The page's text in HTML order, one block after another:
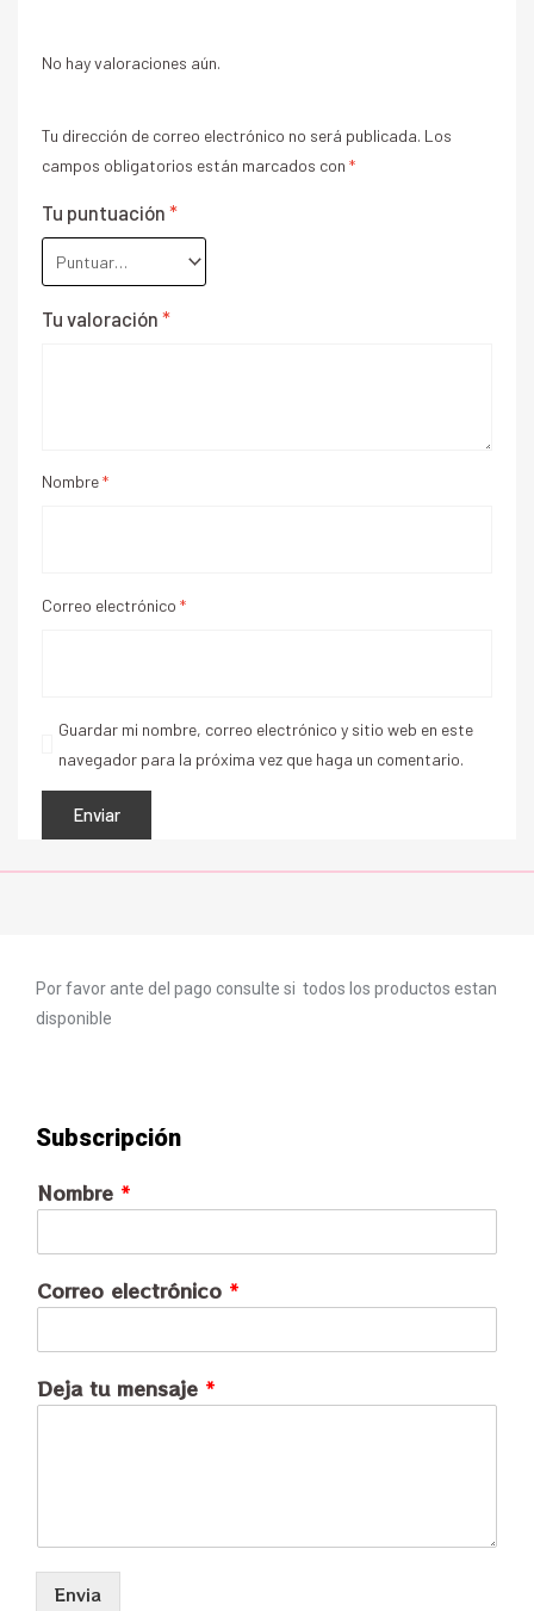
No hay valoraciones aún.
Tu dirección de correo electrónico no será publicada. Los
campos obligatorios están marcados con *
Tu puntuación *
Tu valoración *
Nombre*
Correo electrónico *
Guardar mi nombre, correo electrónico y sitio web en este
navegador para la próxima vez que haga un comentario.
Por favor ante del pago consulte si todos los productos estan
disponible
Subscripción
Nombre *
Correo electrónico *
Deja tu mensaje *
Envia